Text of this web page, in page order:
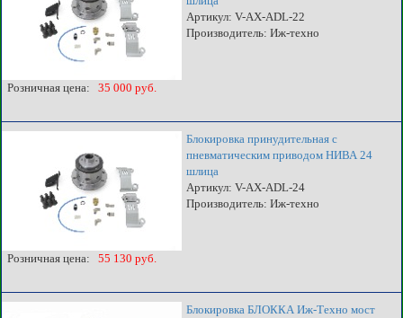
Артикул: V-AX-ADL-22
Производитель: Иж-техно
Розничная цена: 35 000 руб.
Блокировка принудительная с
пневматическим приводом НИВА 24
шлица
Артикул: V-AX-ADL-24
Производитель: Иж-техно
Розничная цена: 55 130 руб.
Блокировка БЛОККА Иж-Техно мост